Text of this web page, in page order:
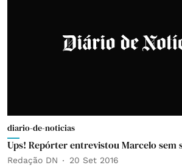
diario-de-noticias
Ups! Repórter entrevistou Marcelo sem
Redação DN 20 Set 2016